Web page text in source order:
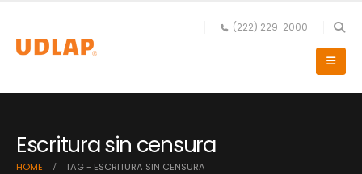
(222) 229-2000
Escritura sin censura
HOME TAG - ESCRITURA SIN CENSURA